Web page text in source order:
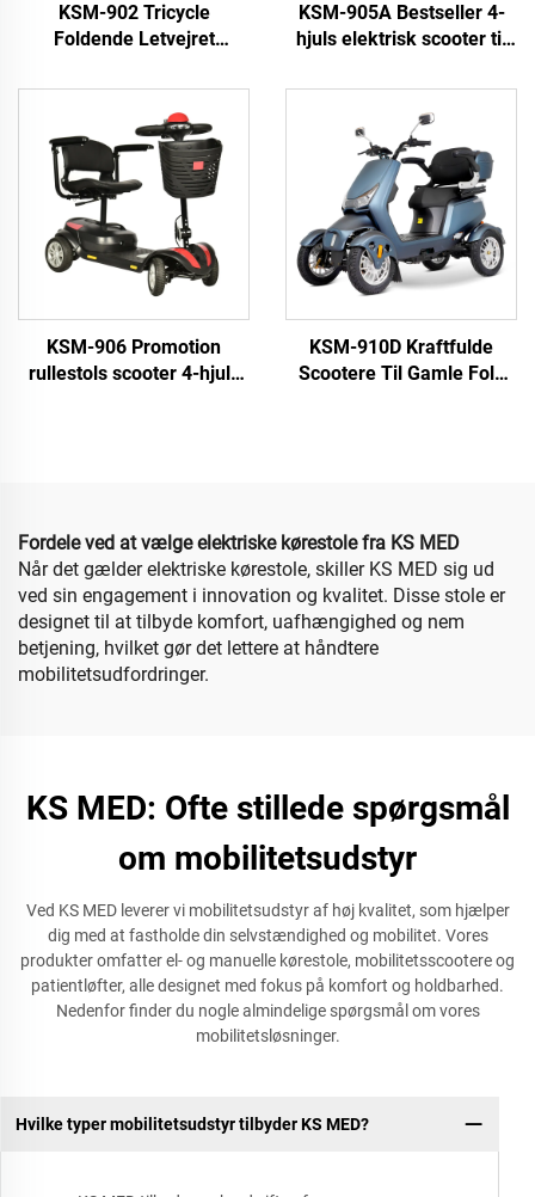
KSM-902 Tricycle
Foldende Letvejret
Tricycles Portable
Mobilitetsscooter for
ældre
KSM-905A Bestseller 4-
hjuls elektrisk scooter til
lithiumbatteri
KSM-906 Promotion
rullestols scooter 4-hjuls
KSM-910D Kraftfulde
Scootere Til Gamle Folk
Fordele ved at vælge elektriske kørestole fra KS MED
Når det gælder elektriske kørestole, skiller KS MED sig ud
ved sin engagement i innovation og kvalitet. Disse stole er
designet til at tilbyde komfort, uafhængighed og nem
betjening, hvilket gør det lettere at håndtere
mobilitetsudfordringer.
KS MED: Ofte stillede spørgsmål
om mobilitetsudstyr
Ved KS MED leverer vi mobilitetsudstyr af høj kvalitet, som hjælper
dig med at fastholde din selvstændighed og mobilitet. Vores
produkter omfatter el- og manuelle kørestole, mobilitetsscootere og
patientløfter, alle designet med fokus på komfort og holdbarhed.
Nedenfor finder du nogle almindelige spørgsmål om vores
mobilitetsløsninger.
Hvilke typer mobilitetsudstyr tilbyder KS MED?